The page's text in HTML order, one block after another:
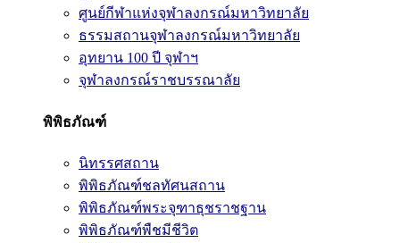
ศูนย์กีฬาแห่งจุฬาลงกรณ์มหาวิทยาลัย
ธรรมสถานจุฬาลงกรณ์มหาวิทยาลัย
อุทยาน 100 ปี จุฬาฯ
จุฬาลงกรณ์ราชบรรณาลัย
พิพิธภัณฑ์
นิทรรศสถาน
พิพิธภัณฑ์ชลทัศนสถาน
พิพิธภัณฑ์พระจุฑาธุชราชฐาน
พิพิธภัณฑ์พืชมีชีวิต